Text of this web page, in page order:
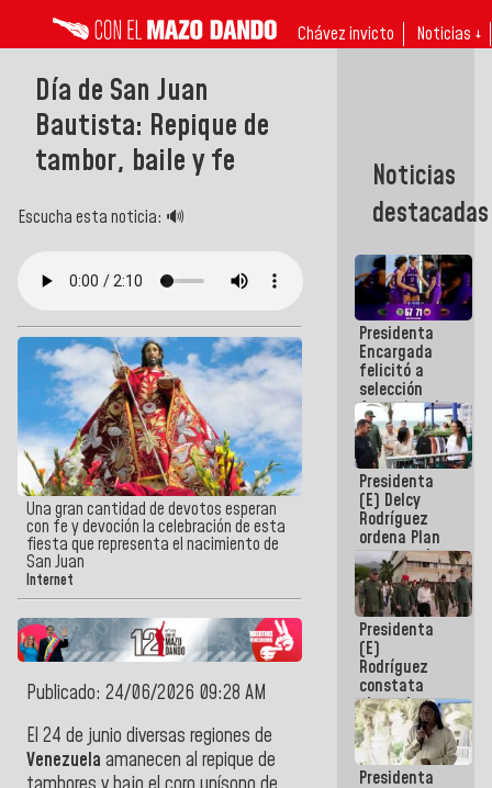
Chávez invicto Noticias ↓
Día de San Juan
Bautista: Repique de
tambor, baile y fe
Escucha esta noticia: 🔊
Una gran cantidad de devotos esperan
con fe y devoción la celebración de esta
fiesta que representa el nacimiento de
San Juan
Internet
Publicado: 24/06/2026 09:28 AM
El 24 de junio diversas regiones de
Venezuela amanecen al repique de
Noticias
destacadas
Presidenta
Encargada
felicitó a
selección
femenina de
baloncesto
por su
clasificación
a la
AmeriCup
2027
Presidenta
(E) Delcy
Rodríguez
ordena Plan
maestro de
desarrollo
logístico y
turístico
para La
Guaira
Presidenta
(E)
Rodríguez
constata
obras de
rehabilitación
de Escuela
Militar de
Mamo en La
Presidenta